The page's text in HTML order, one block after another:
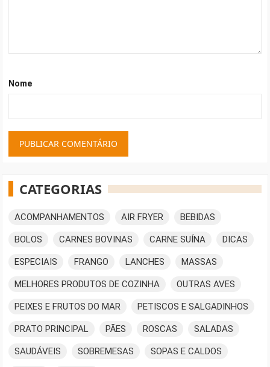
Nome
CATEGORIAS
ACOMPANHAMENTOS AIR FRYER BEBIDAS
BOLOS CARNES BOVINAS CARNE SUÍNA DICAS
ESPECIAIS FRANGO LANCHES MASSAS
MELHORES PRODUTOS DE COZINHA OUTRAS AVES
PEIXES E FRUTOS DO MAR PETISCOS E SALGADINHOS
PRATO PRINCIPAL PÃES ROSCAS SALADAS
SAUDÁVEIS SOBREMESAS SOPAS E CALDOS